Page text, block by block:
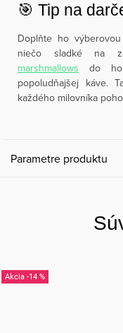
🎯 Tip na
Doplňte ho výberovou
niečo sladké na
marshmallows do
popoludňajšej káve.
každého milovníka
Parametre produktu
-14 %